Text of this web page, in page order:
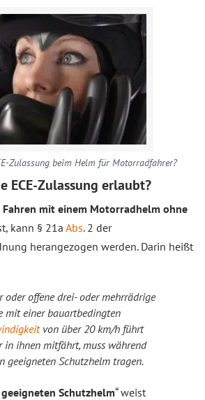
Zulassung beim Helm für Motorradfahrer?
ECE-Zulassung erlaubt?
Fahren mit einem Motorradhelm ohne
kann § 21a Abs. 2 der
herangezogen werden. Darin heißt
oder offene drei- oder mehrrädrige
mit einer bauartbedingten
von über 20 km/h führt
in ihnen mitfährt, muss während
geeigneten Schutzhelm tragen.
Schutzhelm“ weist